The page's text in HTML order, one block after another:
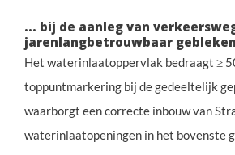
... bij de aanleg van
jarenlangbetrouwbaar gebleken
Het waterinlaatoppervlak bedraagt ≥
toppuntmarkering bij de gedeeltelijk
waarborgt een correcte inbouw van
waterinlaatopeningen in het bovenste